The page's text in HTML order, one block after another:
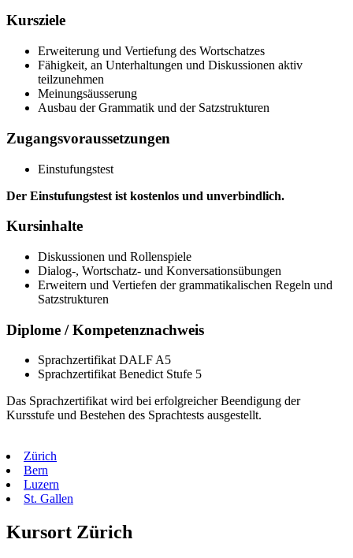
Kursziele
Erweiterung und Vertiefung des Wortschatzes
Fähigkeit, an Unterhaltungen und Diskussionen aktiv
teilzunehmen
Meinungsäusserung
Ausbau der Grammatik und der Satzstrukturen
Zugangsvoraussetzungen
Einstufungstest
Der Einstufungstest ist kostenlos und unverbindlich.
Kursinhalte
Diskussionen und Rollenspiele
Dialog-, Wortschatz- und Konversationsübungen
Erweitern und Vertiefen der grammatikalischen Regeln und
Satzstrukturen
Diplome / Kompetenznachweis
Sprachzertifikat DALF A5
Sprachzertifikat Benedict Stufe 5
Das Sprachzertifikat wird bei erfolgreicher Beendigung der
Kursstufe und Bestehen des Sprachtests ausgestellt.
Zürich
Bern
Luzern
St. Gallen
Kursort Zürich